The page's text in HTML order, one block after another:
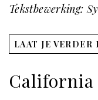
Tekstbewerking:
LAAT JE